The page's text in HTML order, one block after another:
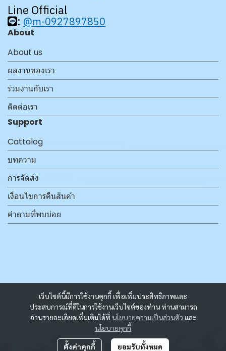
เว็บไซต์นี้มีการใช้งานคุกกี้ เพื่อเพิ่มประสิทธิภาพและ
ประสบการณ์ที่ดีในการใช้งานเว็บไซต์ของท่าน ท่านสามารถ
อ่านรายละเอียดเพิ่มเติมได้ที่ นโยบายความเป็นส่วนตัว และ
นโยบายคุกกี้
ตั้งค่าคุกกี้ ยอมรับทั้งหมด
Line Official
: @m-0927897850
About
About us
ผลงานของเรา
ร่วมงานกับเรา
ติดต่อเรา
Support
Cattalog
บทความ
การจัดส่ง
เงื่อนไขการคืนสินค้า
คำถามที่พบบ่อย